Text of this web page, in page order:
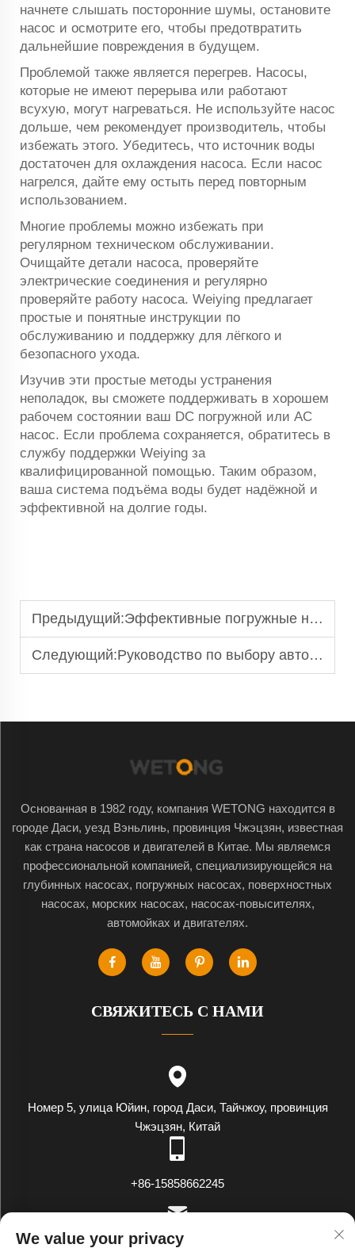
начнете слышать посторонние шумы, остановите
насос и осмотрите его, чтобы предотвратить
дальнейшие повреждения в будущем.
Проблемой также является перегрев. Насосы,
которые не имеют перерыва или работают
всухую, могут нагреваться. Не используйте насос
дольше, чем рекомендует производитель, чтобы
избежать этого. Убедитесь, что источник воды
достаточен для охлаждения насоса. Если насос
нагрелся, дайте ему остыть перед повторным
использованием.
Многие проблемы можно избежать при
регулярном техническом обслуживании.
Очищайте детали насоса, проверяйте
электрические соединения и регулярно
проверяйте работу насоса. Weiying предлагает
простые и понятные инструкции по
обслуживанию и поддержку для лёгкого и
безопасного ухода.
Изучив эти простые методы устранения
неполадок, вы сможете поддерживать в хорошем
рабочем состоянии ваш DC погружной или AC
насос. Если проблема сохраняется, обратитесь в
службу поддержки Weiying за
квалифицированной помощью. Таким образом,
ваша система подъёма воды будет надёжной и
эффективной на долгие годы.
Предыдущий:Эффективные погружные насосы: поставщики для сельскохозяйственного использования
Следующий:Руководство по выбору автомойки: аппараты высокого давления против паровых очистителей
Основанная в 1982 году, компания WETONG находится в
городе Даси, уезд Вэньлинь, провинция Чжэцзян, известная
как страна насосов и двигателей в Китае. Мы являемся
профессиональной компанией, специализирующейся на
глубинных насосах, погружных насосах, поверхностных
насосах, морских насосах, насосах-повысителях,
автомойках и двигателях.
СВЯЖИТЕСЬ С НАМИ
Номер 5, улица Юйин, город Даси, Тайчжоу, провинция
Чжэцзян, Китай
+86-15858662245
[email protected]
We value your privacy